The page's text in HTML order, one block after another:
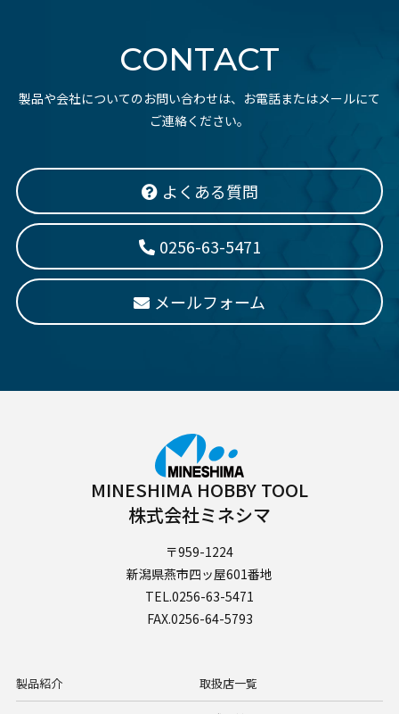
CONTACT
製品や会社についてのお問い合わせは、お電話またはメールにて
ご連絡ください。
よくある質問
0256-63-5471
メールフォーム
MINESHIMA HOBBY TOOL
株式会社ミネシマ
〒959-1224
新潟県燕市四ッ屋601番地
TEL.0256-63-5471
FAX.0256-64-5793
製品紹介 取扱店一覧